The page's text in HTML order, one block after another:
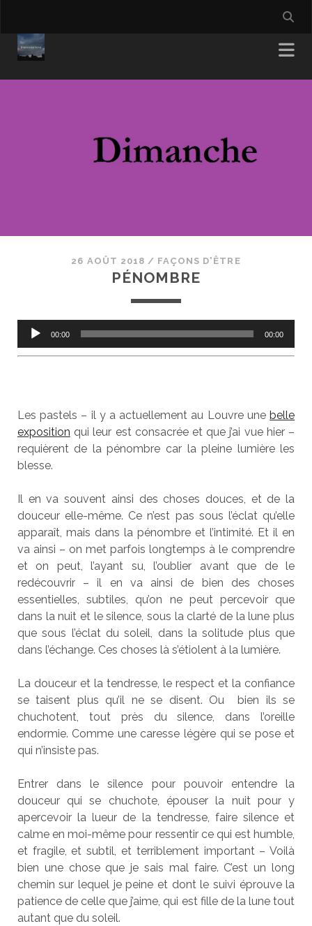
26 AOÛT 2018 / FAÇONS D'ÊTRE
PÉNOMBRE
Lecteur
00:00 00:00
Les pastels – il y a actuellement au Louvre unebelle
exposition qui leur est consacrée et que j’ai vue hier –
requièrent de la pénombre car la pleine lumière les
blesse.
Il en va souvent ainsi des choses douces, et de la
douceur elle-même. Ce n’est pas sous l’éclat qu’elle
apparaît, mais dans la pénombre et l’intimité. Et il en
va ainsi – on met parfois longtemps à le comprendre
et on peut, l’ayant su, l’oublier avant que de le
redécouvrir – il en va ainsi de bien des choses
essentielles, subtiles, qu’on ne peut percevoir que
dans la nuit et le silence, sous la clarté de la lune plus
que sous l’éclat du soleil, dans la solitude plus que
dans l’échange. Ces choses là s’étiolent à la lumière.
La douceur et la tendresse, le respect et la confiance
se taisent plus qu’il ne se disent. Ou bien ils se
chuchotent, tout près du silence, dans l’oreille
endormie. Comme une caresse légère qui se pose et
qui n’insiste pas.
Entrer dans le silence pour pouvoir entendre la
douceur qui se chuchote, épouser la nuit pour y
apercevoir la lueur de la tendresse, faire silence et
calme en moi-même pour ressentir ce qui est humble,
et fragile, et subtil, et terriblement important – Voilà
bien une chose que je sais mal faire. C’est un long
chemin sur lequel je peine et dont le suivi éprouve la
patience de celle que j’aime, qui est fille de la lune tout
autant que du soleil.